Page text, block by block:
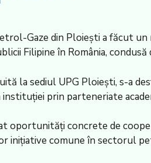
Gaze din Ploiești a făcut un
Filipine în România,
la sediul UPG Ploiești, s-a
prin parteneriate
oportunități concrete de
inițiative comune în sectorul